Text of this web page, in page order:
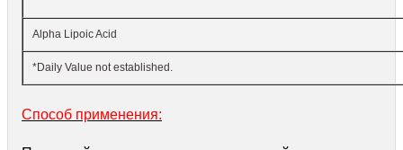
Alpha Lipoic Acid
*Daily Value not established.
Способ применения: